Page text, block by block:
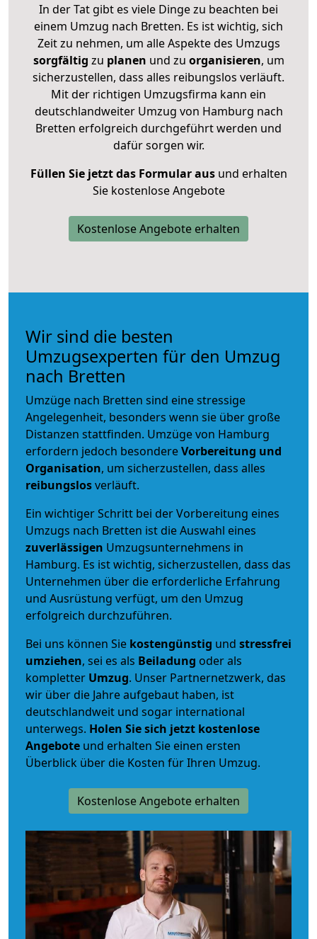
In der Tat gibt es viele Dinge zu beachten bei
einem Umzug nach Bretten. Es ist wichtig, sich
Zeit zu nehmen, um alle Aspekte des Umzugs
sorgfältig zu planen und zu organisieren, um
sicherzustellen, dass alles reibungslos verläuft.
Mit der richtigen Umzugsfirma kann ein
deutschlandweiter Umzug von Hamburg nach
Bretten erfolgreich durchgeführt werden und
dafür sorgen wir.
Füllen Sie jetzt das Formular ausund erhalten
Sie kostenlose Angebote
Kostenlose Angebote erhalten
Wir sind die besten
Umzugsexperten für den Umzug
nach Bretten
Umzüge nach Bretten sind eine stressige
Angelegenheit, besonders wenn sie über große
Distanzen stattfinden. Umzüge von Hamburg
erfordern jedoch besondereVorbereitung und
Organisation, um sicherzustellen, dass alles
reibungslosverläuft.
Ein wichtiger Schritt bei der Vorbereitung eines
Umzugs nach Bretten ist die Auswahl eines
zuverlässigen Umzugsunternehmens in
Hamburg. Es ist wichtig, sicherzustellen, dass das
Unternehmen über die erforderliche Erfahrung
und Ausrüstung verfügt, um den Umzug
erfolgreich durchzuführen.
Bei uns können Sie kostengünstig und stressfrei
umziehen, sei es als Beiladung oder als
kompletter Umzug. Unser Partnernetzwerk, das
wir über die Jahre aufgebaut haben, ist
deutschlandweit und sogar international
unterwegs. Holen Sie sich jetzt kostenlose
Angebote und erhalten Sie einen ersten
Überblick über die Kosten für Ihren Umzug.
Kostenlose Angebote erhalten